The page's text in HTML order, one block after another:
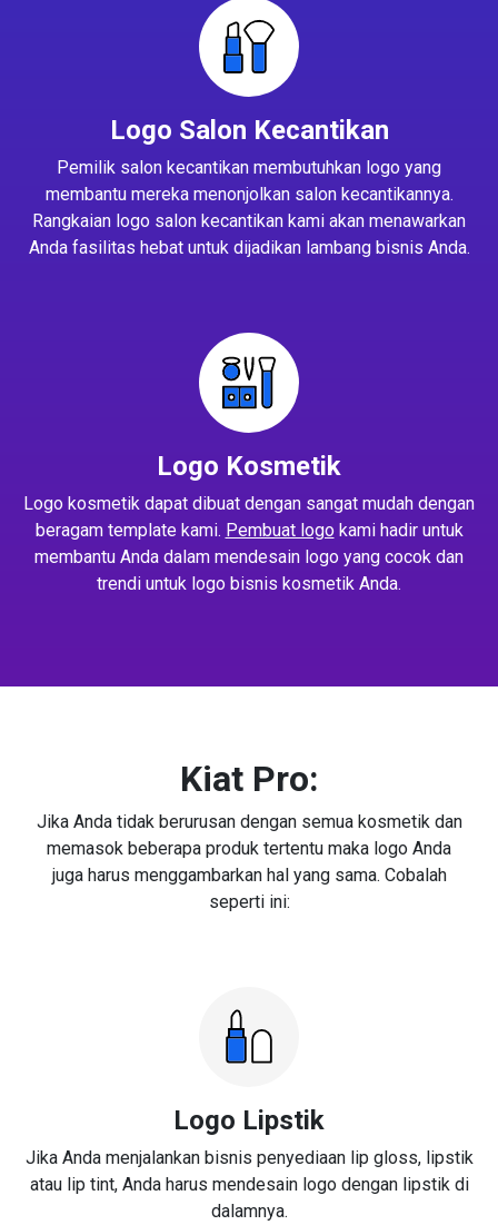
Logo Salon Kecantikan
Pemilik salon kecantikan membutuhkan logo yang
membantu mereka menonjolkan salon kecantikannya.
Rangkaian logo salon kecantikan kami akan menawarkan
Anda fasilitas hebat untuk dijadikan lambang bisnis Anda.
Logo Kosmetik
Logo kosmetik dapat dibuat dengan sangat mudah dengan
beragam template kami. Pembuat logokami hadir untuk
membantu Anda dalam mendesain logo yang cocok dan
trendi untuk logo bisnis kosmetik Anda.
Kiat Pro:
Jika Anda tidak berurusan dengan semua kosmetik dan
memasok beberapa produk tertentu maka logo Anda
juga harus menggambarkan hal yang sama. Cobalah
seperti ini:
Logo Lipstik
Jika Anda menjalankan bisnis penyediaan lip gloss, lipstik
atau lip tint, Anda harus mendesain logo dengan lipstik di
dalamnya.